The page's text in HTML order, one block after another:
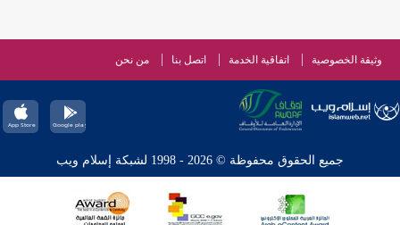
وثيقة الخصوصية اتفاقية الخدمة اتصل بنا من نحن
جميع الحقوق محفوظة © 2026 - 1998 لشبكة إسلام ويب